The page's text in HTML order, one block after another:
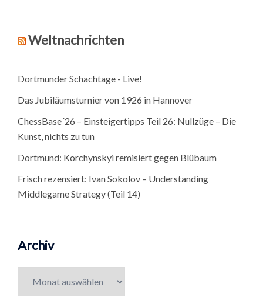
Weltnachrichten
Dortmunder Schachtage - Live!
Das Jubiläumsturnier von 1926 in Hannover
ChessBase´26 – Einsteigertipps Teil 26: Nullzüge – Die
Kunst, nichts zu tun
Dortmund: Korchynskyi remisiert gegen Blübaum
Frisch rezensiert: Ivan Sokolov – Understanding
Middlegame Strategy (Teil 14)
Archiv